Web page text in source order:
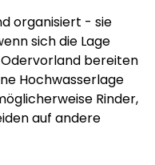
organisiert - sie
sich die Lage
bereiten
Hochwasserlage
Rinder,
auf andere